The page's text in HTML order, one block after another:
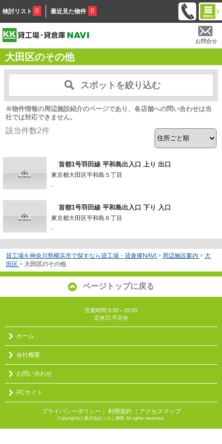
検討リスト 0 最近見た物件 0
お問合せ
大田区のその他
スポットを絞り込む
※物件情報の周辺施設紹介のページであり、各店舗への問い合わせは当
社では対応できません。
該当件数2件
首都1号羽田線 平和島出入口 上り 出口
東京都大田区平和島５丁目
-
首都1号羽田線 平和島出入口 下り 入口
東京都大田区平和島６丁目
-
貸工場を神奈川県横浜市で探すなら貸工場・貸倉庫NAVI > 周辺施設案内 > 大
田区 > 大田区のその他
ページトップに戻る
営業時間:9:30～19:00
定休日:不定休
ホーム
会社概要
お問い合わせ
PCサイト
プライバシーポリシー ｜ 利用規約 ｜アクセスマップ
Copyright(c) 株式会社コタニ興業 All rights reserved.